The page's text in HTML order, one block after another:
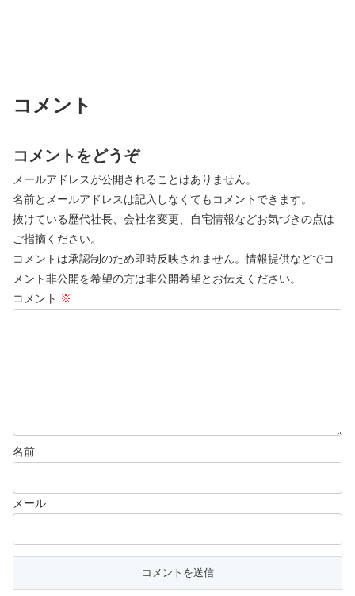
コメント
コメントをどうぞ
メールアドレスが公開されることはありません。
名前とメールアドレスは記入しなくてもコメントできます。
抜けている歴代社長、会社名変更、自宅情報などお気づきの点は
ご指摘ください。
コメントは承認制のため即時反映されません。情報提供などでコ
メント非公開を希望の方は非公開希望とお伝えください。
コメント ※
名前
メール